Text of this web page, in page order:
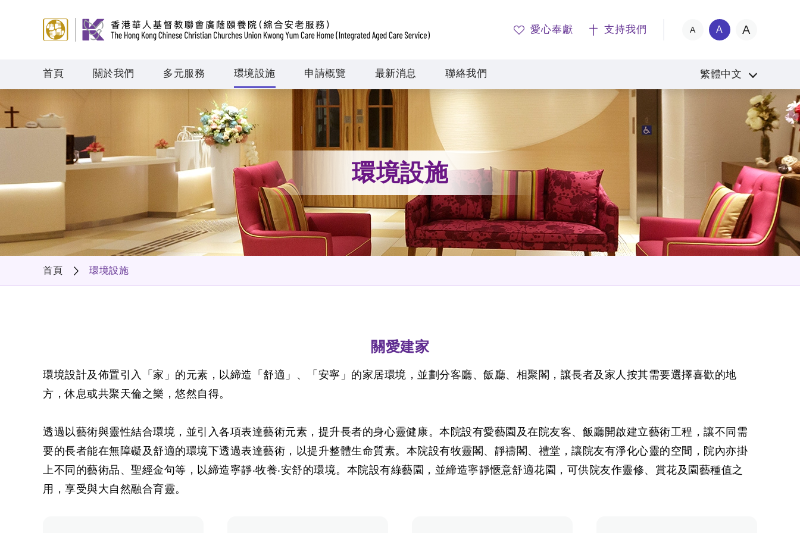
愛心奉獻 支持我們 A A A
首頁 關於我們 多元服務 環境設施 申請概覽 最新消息 聯絡我們 繁體中文
環境設施
首頁 環境設施
關愛建家
環境設計及佈置引入「家」的元素，以締造「舒適」、「安寧」的家居環境，並劃分客廳、飯廳、相聚閣，讓長者及家人按其需要選擇喜歡的地
方，休息或共聚天倫之樂，悠然自得。
透過以藝術與靈性結合環境，並引入各項表達藝術元素，提升長者的身心靈健康。本院設有愛藝園及在院友客、飯廳開啟建立藝術工程，讓不同需
要的長者能在無障礙及舒適的環境下透過表達藝術，以提升整體生命質素。本院設有牧靈閣、靜禱閣、禮堂，讓院友有淨化心靈的空間，院內亦掛
上不同的藝術品、聖經金句等，以締造寧靜‧牧養‧安舒的環境。本院設有綠藝園，並締造寧靜愜意舒適花園，可供院友作靈修、賞花及園藝種值之
用，享受與大自然融合育靈。